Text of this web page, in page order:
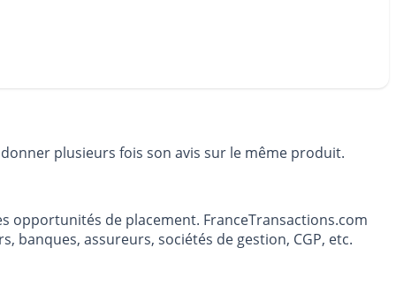
plusieurs fois son avis sur le même produit.
opportunités de placement. FranceTransactions.com
banques, assureurs, sociétés de gestion, CGP, etc.